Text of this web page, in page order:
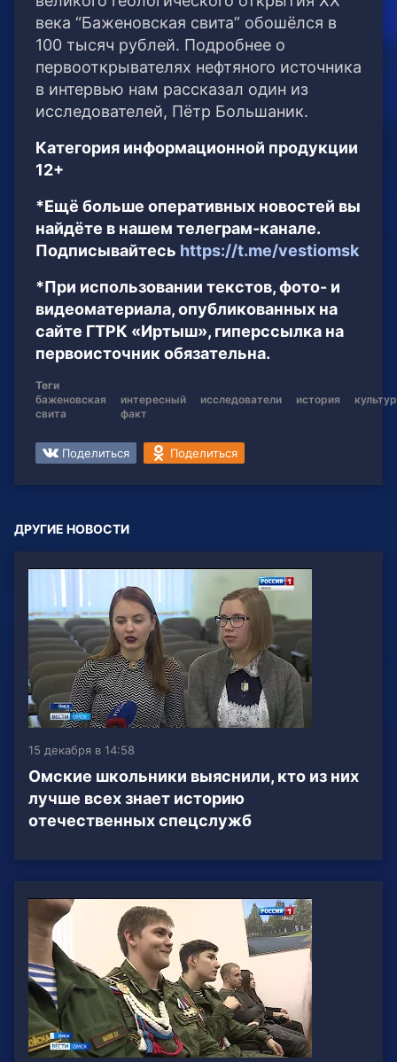
века “Баженовская свита” обошёлся в
100 тысяч рублей. Подробнее о
первооткрывателях нефтяного источника
в интервью нам рассказал один из
исследователей, Пётр Большаник.
Категория информационной продукции
12+
*Ещё больше оперативных новостей вы
найдёте в нашем телеграм-канале.
Подписывайтесь https://t.me/vestiomsk
*При использовании текстов, фото- и
видеоматериала, опубликованных на
сайте ГТРК «Иртыш», гиперссылка на
первоисточник обязательна.
Теги
баженовская
свита
интересный
факт
исследователи история
Поделиться Поделиться
ДРУГИЕ НОВОСТИ
15 декабря в 14:58
Омские школьники выяснили, кто из них
лучше всех знает историю
отечественных спецслужб